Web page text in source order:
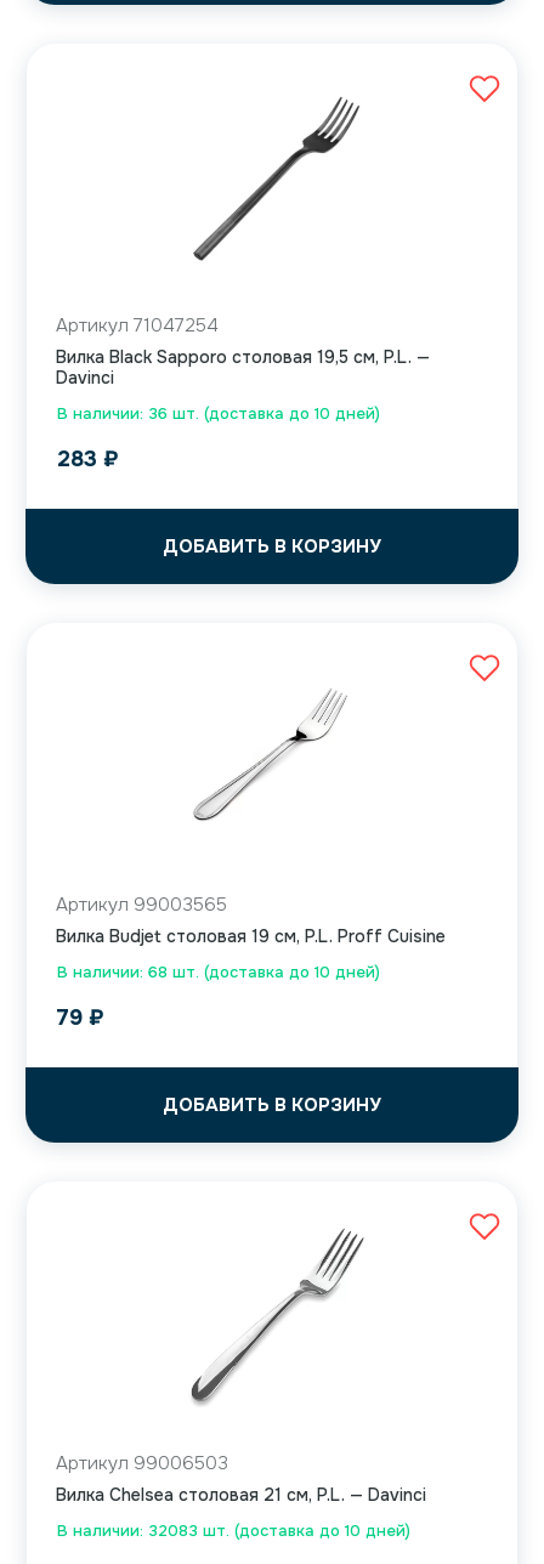
В наличии: 36 шт. (доставка до 10 дней)
Артикул 71047254
Вилка Black Sapporo столовая 19,5 см, P.L. —
Davinci
283 ₽
ДОБАВИТЬ В КОРЗИНУ
В наличии: 68 шт. (доставка до 10 дней)
Артикул 99003565
Вилка Budjet столовая 19 см, P.L. Proff Cuisine
79 ₽
ДОБАВИТЬ В КОРЗИНУ
В наличии: 32083 шт. (доставка до 10 дней)
Артикул 99006503
Вилка Chelsea столовая 21 см, P.L. — Davinci